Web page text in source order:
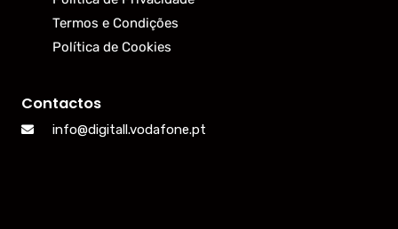
Termos e Condições
Política de Cookies
Contactos
info@digitall.vodafone.pt